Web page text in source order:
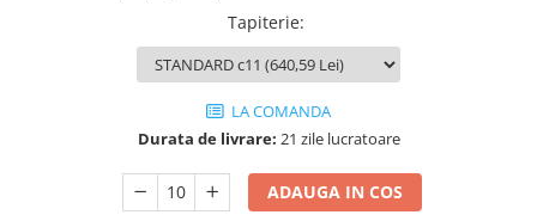
Tapiterie:
LA COMANDA
Durata de livrare: 21 zile lucratoare
ADAUGA IN COS